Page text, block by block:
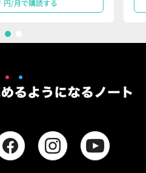
円/月で購読する